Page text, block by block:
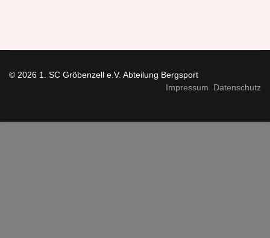
© 2026 1. SC Gröbenzell e.V. Abteilung Bergsport
Impressum
Datenschutz